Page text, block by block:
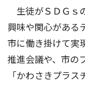
生徒がＳＤＧｓ
興味や関心がある
市に働き掛けて実
推進会議や、市の
「かわさきプラ